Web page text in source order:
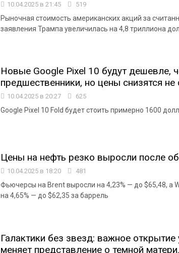
10.04.2025 в 21:45 519
Рыночная стоимость американских акций за
заявления Трампа увеличилась на 4,8 триллиона
Новые Google Pixel 10 будут дешевле,
предшественники, но цены снизятся не
10.04.2025 в 20:27 625
Google Pixel 10 Fold будет стоить примерно 1600
Цены на нефть резко выросли после
10.04.2025 в 18:20 481
Фьючерсы на Brent выросли на 4,23% — до $65,48, а
на 4,65% — до $62,35 за баррель
Галактики без звезд: важное открытие
меняет представление о темной